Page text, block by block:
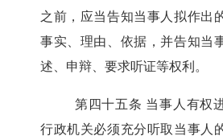
之前，应当告知当事人拟作出
事实、理由、依据，并告知当
述、申辩、要求听证等权利。
第四十五条 当事人有权
行政机关必须充分听取当事人